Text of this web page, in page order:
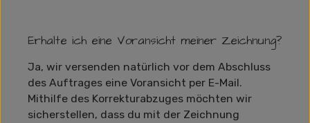
Erhalte ich eine Voransicht meiner Zeichnung?
Ja, wir versenden natürlich vor dem Abschluss
des Auftrages eine Voransicht per E-Mail.
Mithilfe des Korrekturabzuges möchten wir
sicherstellen, dass du mit der Zeichnung